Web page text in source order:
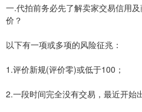
一.代拍前务必先了解卖家交易信用
价？
以下有一项或多项的风险征兆：
1.评价新规(评价零)或低于100；
2.一段时间完全没有交易，最近开始